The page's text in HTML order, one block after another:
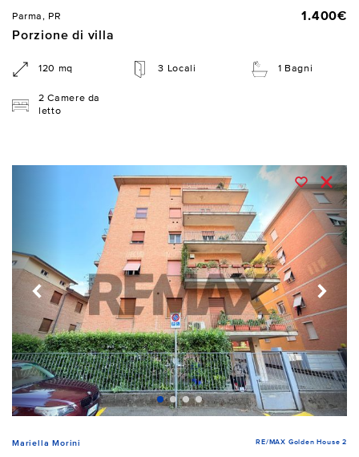
Parma, PR
1.400€
Porzione di villa
120 mq 3 Locali 1 Bagni
2 Camere da
letto
Mariella Morini RE/MAX Golden House 2